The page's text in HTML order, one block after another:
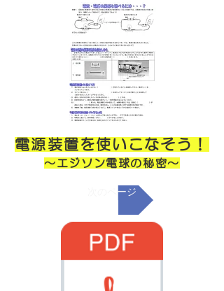
電源装置を使いこなそう！
～エジソン電球の秘密～
次のページ